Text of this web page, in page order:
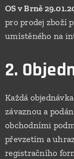
OS v Brně
pro prodej zboží
umístěného na
2.
Každá
závaznou a
obchodními
převzetím a
registračního